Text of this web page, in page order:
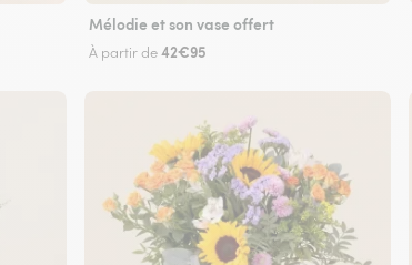
Mélodie et son vase offert
À partir de42€95